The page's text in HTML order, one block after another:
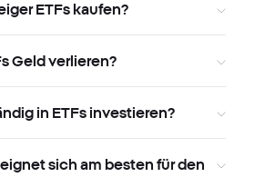
ETFs kaufen?
Geld verlieren?
in ETFs investieren?
sich am besten für den